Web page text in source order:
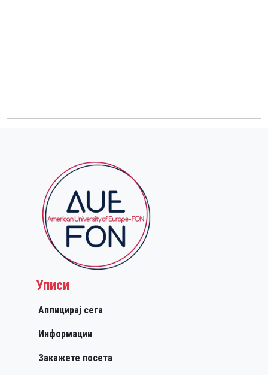
Уписи
Аплицирај сега
Информации
Закажете посета